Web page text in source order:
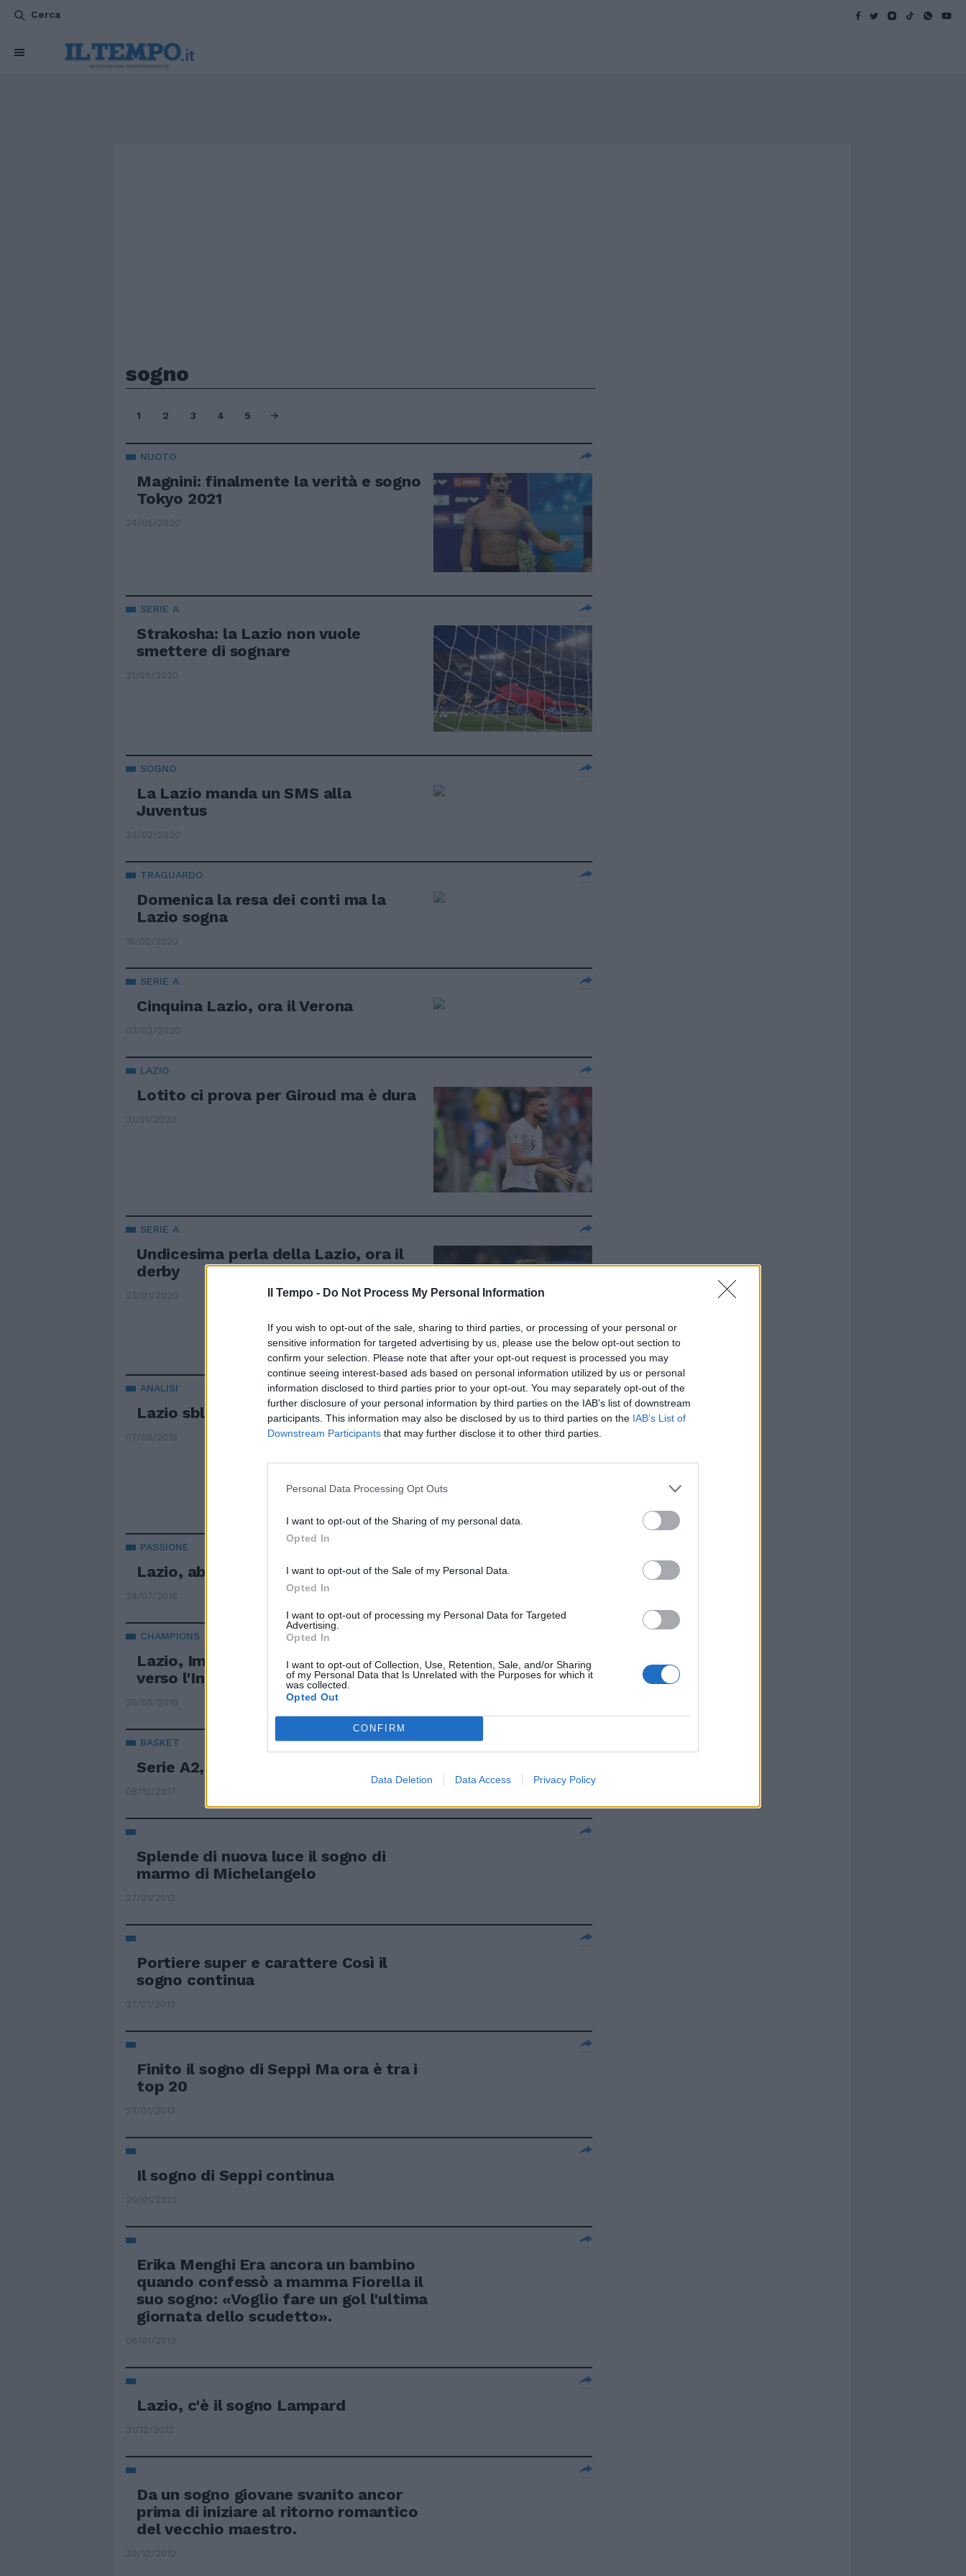
Il Tempo - Do Not Process My Personal Information
If you wish to opt-out of the sale, sharing to third parties, or processing of your personal or
sensitive information for targeted advertising by us, please use the below opt-out section to
confirm your selection. Please note that after your opt-out request is processed you may
continue seeing interest-based ads based on personal information utilized by us or personal
information disclosed to third parties prior to your opt-out. You may separately opt-out of the
further disclosure of your personal information by third parties on the IAB’s list of downstream
participants. This information may also be disclosed by us to third parties on the IAB’s List of
Downstream Participants that may further disclose it to other third parties.
Personal Data Processing Opt Outs
I want to opt-out of the Sharing of my personal data.
Opted In
I want to opt-out of the Sale of my Personal Data.
Opted In
I want to opt-out of processing my Personal Data for Targeted
Advertising.
Opted In
I want to opt-out of Collection, Use, Retention, Sale, and/or Sharing
of my Personal Data that Is Unrelated with the Purposes for which it
was collected.
Opted Out
CONFIRM
Data Deletion Data Access Privacy Policy
Cerca
sogno
1 2 3 4 5
NUOTO
Magnini: finalmente la verità e sogno
Tokyo 2021
24/05/2020
SERIE A
Strakosha: la Lazio non vuole
smettere di sognare
21/05/2020
SOGNO
La Lazio manda un SMS alla
Juventus
23/02/2020
TRAGUARDO
Domenica la resa dei conti ma la
Lazio sogna
16/02/2020
SERIE A
Cinquina Lazio, ora il Verona
03/02/2020
LAZIO
Lotito ci prova per Giroud ma è dura
31/01/2020
SERIE A
Undicesima perla della Lazio, ora il
derby
23/01/2020
ANALISI
Lazio sbloccata: ora serve la svolta
07/09/2018
PASSIONE
Lazio, abbonamenti a quota 12.000
29/07/2018
CHAMPIONS
Lazio, Immobile e Parolo allungano
verso l'Inter
20/05/2018
BASKET
Serie A2, perdono le due romane
08/10/2017
Splende di nuova luce il sogno di
marmo di Michelangelo
27/01/2013
Portiere super e carattere Così il
sogno continua
27/01/2013
Finito il sogno di Seppi Ma ora è tra i
top 20
27/01/2013
Il sogno di Seppi continua
20/01/2013
Erika Menghi Era ancora un bambino
quando confessò a mamma Fiorella il
suo sogno: «Voglio fare un gol l'ultima
giornata dello scudetto».
06/01/2013
Lazio, c'è il sogno Lampard
31/12/2012
Da un sogno giovane svanito ancor
prima di iniziare al ritorno romantico
del vecchio maestro.
30/12/2012